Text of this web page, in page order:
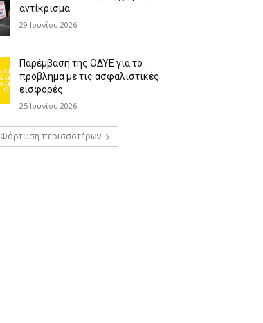
αντίκρισμα
29 Ιουνίου 2026
Παρέμβαση της ΟΔΥΕ για το
προβλημα με τις ασφαλιστικές
εισφορές
25 Ιουνίου 2026
Φόρτωση περισσοτέρων